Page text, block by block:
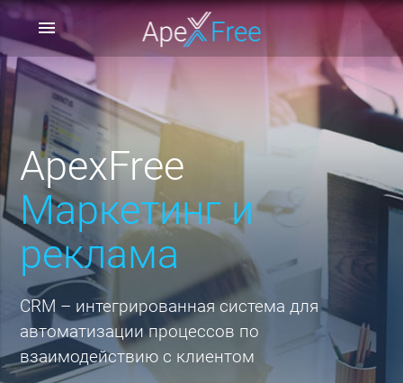
menu
ApexFree
Маркетинг и
реклама
CRM – интегрированная система для
автоматизации процессов по
взаимодействию с клиентом